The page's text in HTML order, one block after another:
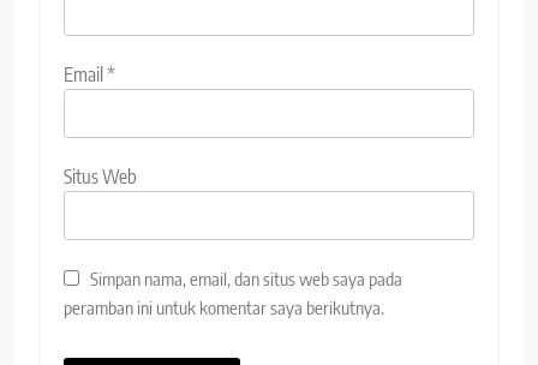
Email*
Situs Web
Simpan nama, email, dan situs web saya pada
peramban ini untuk komentar saya berikutnya.